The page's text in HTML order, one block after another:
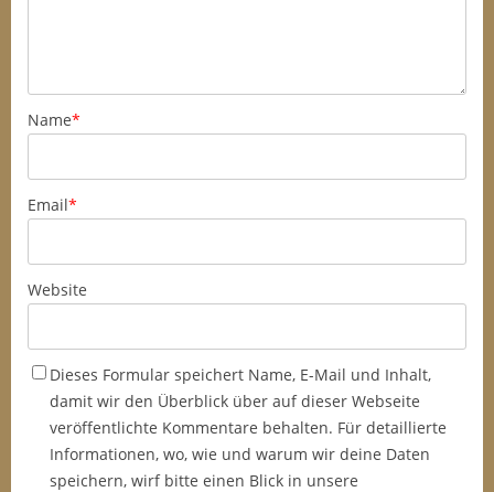
Name*
Email*
Website
Dieses Formular speichert Name, E-Mail und Inhalt,
damit wir den Überblick über auf dieser Webseite
veröffentlichte Kommentare behalten. Für detaillierte
Informationen, wo, wie und warum wir deine Daten
speichern, wirf bitte einen Blick in unsere